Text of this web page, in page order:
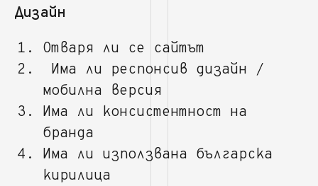
Дизайн
Отваря ли се сайтът
Има ли респонсив дизайн /
мобилна версия
Има ли консистентност на
бранда
Има ли използвана българска
кирилица